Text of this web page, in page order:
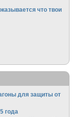
что твои
для защиты от
года